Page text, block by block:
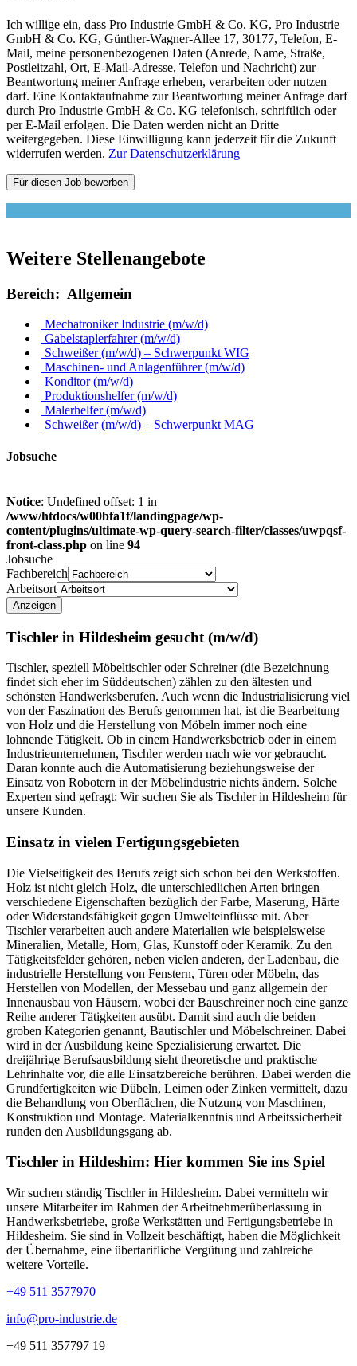
Ich willige ein, dass Pro Industrie GmbH & Co. KG, Pro Industrie
GmbH & Co. KG, Günther-Wagner-Allee 17, 30177, Telefon, E-
Mail, meine personenbezogenen Daten (Anrede, Name, Straße,
Postleitzahl, Ort, E-Mail-Adresse, Telefon und Nachricht) zur
Beantwortung meiner Anfrage erheben, verarbeiten oder nutzen
darf. Eine Kontaktaufnahme zur Beantwortung meiner Anfrage darf
durch Pro Industrie GmbH & Co. KG telefonisch, schriftlich oder
per E-Mail erfolgen. Die Daten werden nicht an Dritte
weitergegeben. Diese Einwilligung kann jederzeit für die Zukunft
widerrufen werden. Zur Datenschutzerklärung
Weitere Stellenangebote
Bereich: Allgemein
Mechatroniker Industrie (m/w/d)
Gabelstaplerfahrer (m/w/d)
Schweißer (m/w/d) – Schwerpunkt WIG
Maschinen- und Anlagenführer (m/w/d)
Konditor (m/w/d)
Produktionshelfer (m/w/d)
Malerhelfer (m/w/d)
Schweißer (m/w/d) – Schwerpunkt MAG
Jobsuche
Notice: Undefined offset: 1 in
/www/htdocs/w00bfa1f/landingpage/wp-
content/plugins/ultimate-wp-query-search-filter/classes/uwpqsf-
front-class.php on line 94
Jobsuche
Fachbereich
Arbeitsort
Tischler in Hildesheim gesucht (m/w/d)
Tischler, speziell Möbeltischler oder Schreiner (die Bezeichnung
findet sich eher im Süddeutschen) zählen zu den ältesten und
schönsten Handwerksberufen. Auch wenn die Industrialisierung viel
von der Faszination des Berufs genommen hat, ist die Bearbeitung
von Holz und die Herstellung von Möbeln immer noch eine
lohnende Tätigkeit. Ob in einem Handwerksbetrieb oder in einem
Industrieunternehmen, Tischler werden nach wie vor gebraucht.
Daran konnte auch die Automatisierung beziehungsweise der
Einsatz von Robotern in der Möbelindustrie nichts ändern. Solche
Experten sind gefragt: Wir suchen Sie als Tischler in Hildesheim für
unsere Kunden.
Einsatz in vielen Fertigungsgebieten
Die Vielseitigkeit des Berufs zeigt sich schon bei den Werkstoffen.
Holz ist nicht gleich Holz, die unterschiedlichen Arten bringen
verschiedene Eigenschaften bezüglich der Farbe, Maserung, Härte
oder Widerstandsfähigkeit gegen Umwelteinflüsse mit. Aber
Tischler verarbeiten auch andere Materialien wie beispielsweise
Mineralien, Metalle, Horn, Glas, Kunstoff oder Keramik. Zu den
Tätigkeitsfelder gehören, neben vielen anderen, der Ladenbau, die
industrielle Herstellung von Fenstern, Türen oder Möbeln, das
Herstellen von Modellen, der Messebau und ganz allgemein der
Innenausbau von Häusern, wobei der Bauschreiner noch eine ganze
Reihe anderer Tätigkeiten ausübt. Damit sind auch die beiden
groben Kategorien genannt, Bautischler und Möbelschreiner. Dabei
wird in der Ausbildung keine Spezialisierung erwartet. Die
dreijährige Berufsausbildung sieht theoretische und praktische
Lehrinhalte vor, die alle Einsatzbereiche berühren. Dabei werden die
Grundfertigkeiten wie Dübeln, Leimen oder Zinken vermittelt, dazu
die Behandlung von Oberflächen, die Nutzung von Maschinen,
Konstruktion und Montage. Materialkenntnis und Arbeitssicherheit
runden den Ausbildungsgang ab.
Tischler in Hildeshim: Hier kommen Sie ins Spiel
Wir suchen ständig Tischlerin Hildesheim. Dabei vermitteln wir
unsere Mitarbeiter im Rahmen der Arbeitnehmerüberlassung in
Handwerksbetriebe, große Werkstätten und Fertigungsbetriebe in
Hildesheim. Sie sind in Vollzeit beschäftigt, haben die Möglichkeit
der Übernahme, eine übertarifliche Vergütung und zahlreiche
weitere Vorteile.
+49 511 3577970
info@pro-industrie.de
+49 511 357797 19